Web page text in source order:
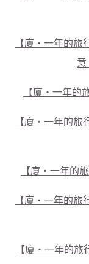
【廈‧一年的
【廈‧一年的
【廈‧一年的
【廈‧一年的
【廈‧一年的旅
【廈‧一年的旅